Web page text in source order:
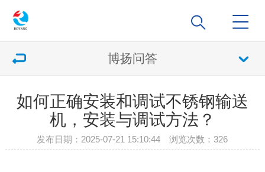
博扬问答
如何正确安装和调试不锈钢输送
机，安装与调试方法？
发布日期：2025-07-21 15:10:44 浏览次数：326